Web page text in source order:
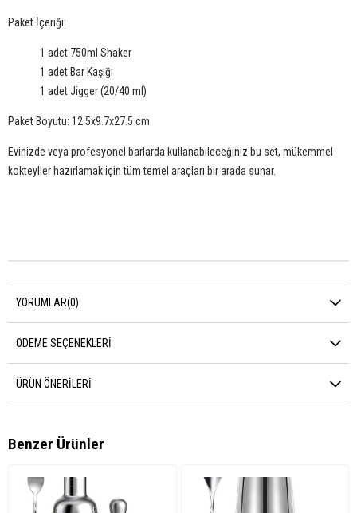
Paket İçeriği:
1 adet 750ml Shaker
1 adet Bar Kaşığı
1 adet Jigger (20/40 ml)
Paket Boyutu: 12.5x9.7x27.5 cm
Evinizde veya profesyonel barlarda kullanabileceğiniz bu set, mükemmel
kokteyller hazırlamak için tüm temel araçları bir arada sunar.
YORUMLAR(0)
ÖDEME SEÇENEKLERI
ÜRÜN ÖNERILERI
Benzer Ürünler